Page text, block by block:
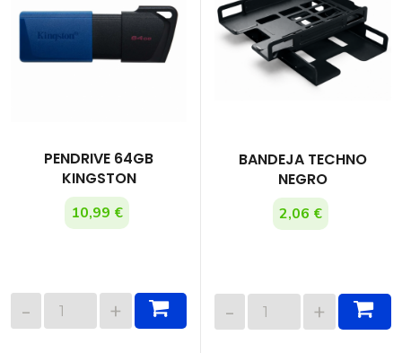
PENDRIVE 64GB
KINGSTON
10,99 €
BANDEJA TECHNO
NEGRO
2,06 €